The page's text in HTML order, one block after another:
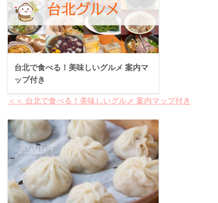
台北で食べる！美味しいグルメ 案内マ
ップ付き
＜＜ 台北で食べる！美味しいグルメ 案内マップ付き